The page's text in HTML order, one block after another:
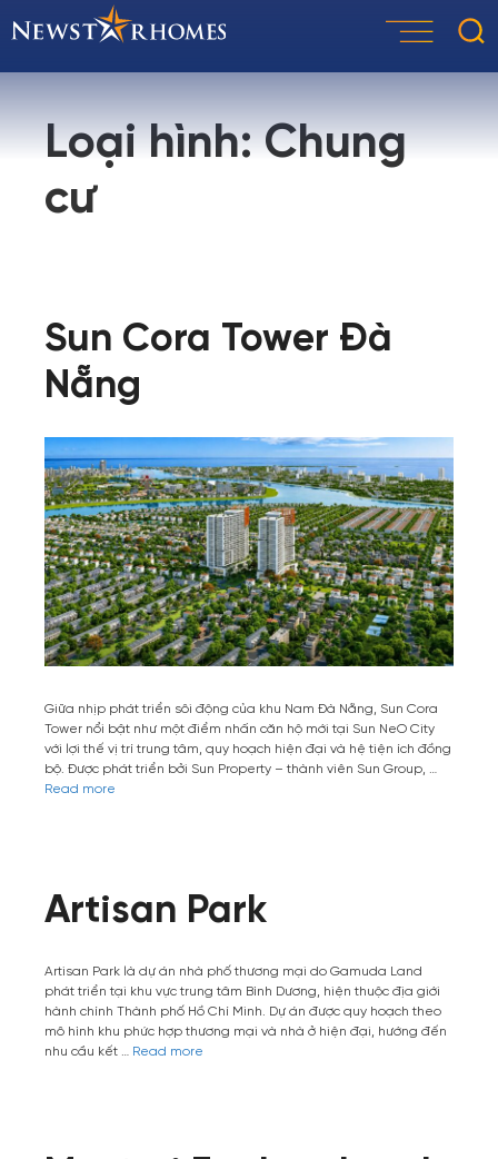
Skip
Loại hình:Chung
cư
Sun Cora Tower Đà
Nẵng
Giữa nhịp phát triển sôi động của khu Nam Đà Nẵng, Sun Cora
Tower nổi bật như một điểm nhấn căn hộ mới tại Sun NeO City
với lợi thế vị trí trung tâm, quy hoạch hiện đại và hệ tiện ích đồng
bộ. Được phát triển bởi Sun Property – thành viên Sun Group, …
Read more
Artisan Park
Artisan Park là dự án nhà phố thương mại do Gamuda Land
phát triển tại khu vực trung tâm Bình Dương, hiện thuộc địa giới
hành chính Thành phố Hồ Chí Minh. Dự án được quy hoạch theo
mô hình khu phức hợp thương mại và nhà ở hiện đại, hướng đến
nhu cầu kết … Read more